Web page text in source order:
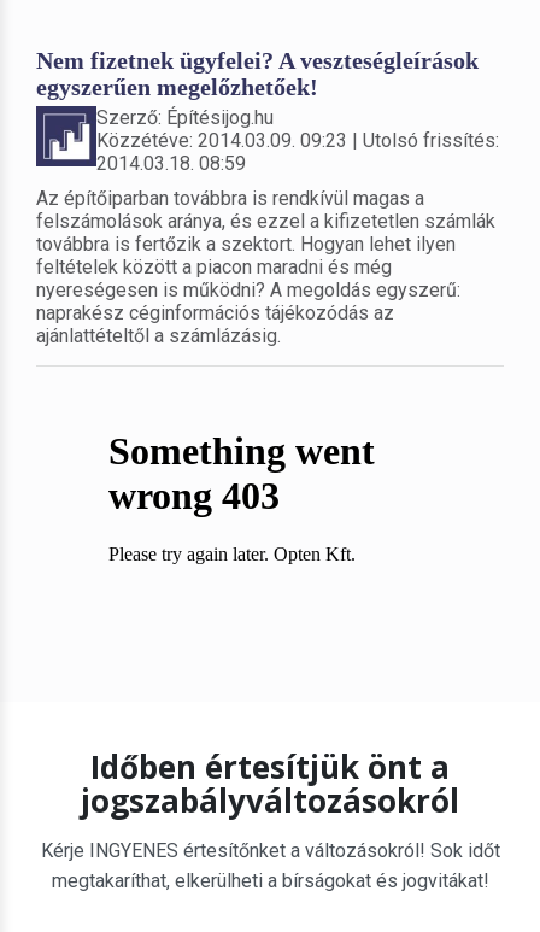
Nem fizetnek ügyfelei? A veszteségleírások
egyszerűen megelőzhetőek!
Szerző: Építésijog.hu
Közzétéve: 2014.03.09. 09:23 | Utolsó frissítés:
2014.03.18. 08:59
Az építőiparban továbbra is rendkívül magas a
felszámolások aránya, és ezzel a kifizetetlen számlák
továbbra is fertőzik a szektort. Hogyan lehet ilyen
feltételek között a piacon maradni és még
nyereségesen is működni? A megoldás egyszerű:
naprakész céginformációs tájékozódás az
ajánlattételtől a számlázásig.
Időben értesítjük önt a
jogszabályváltozásokról
Kérje INGYENES értesítőnket a változásokról! Sok időt
megtakaríthat, elkerülheti a bírságokat és jogvitákat!